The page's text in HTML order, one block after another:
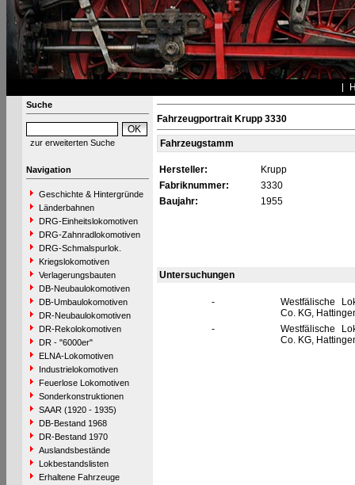
Suche
zur erweiterten Suche
Navigation
Geschichte & Hintergründe
Länderbahnen
DRG-Einheitslokomotiven
DRG-Zahnradlokomotiven
DRG-Schmalspurlok.
Kriegslokomotiven
Verlagerungsbauten
DB-Neubaulokomotiven
DB-Umbaulokomotiven
DR-Neubaulokomotiven
DR-Rekolokomotiven
DR - "6000er"
ELNA-Lokomotiven
Industrielokomotiven
Feuerlose Lokomotiven
Sonderkonstruktionen
SAAR (1920 - 1935)
DB-Bestand 1968
DR-Bestand 1970
Auslandsbestände
Lokbestandslisten
Erhaltene Fahrzeuge
Fahrzeugportrait Krupp 3330
Fahrzeugstamm
Hersteller:
Krupp
Fabriknummer:
3330
Baujahr:
1955
Untersuchungen
-
Westfälische
Co. KG,
-
Westfälische
Co. KG,